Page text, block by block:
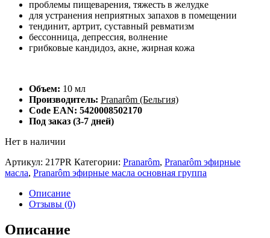
проблемы пищеварения, тяжесть в желудке
для устранения неприятных запахов в помещении
тендинит, артрит, суставный ревматизм
бессонница, депрессия, волнение
грибковые кандидоз, акне, жирная кожа
Объем: 10 мл
Производитель: Pranarôm (Бельгия)
Code EAN: 5420008502170
Под заказ (3-7 дней)
Нет в наличии
Артикул: 217PR Категории: Pranarôm, Pranarôm эфирные
масла, Pranarôm эфирные масла основная группа
Описание
Отзывы (0)
Описание